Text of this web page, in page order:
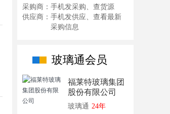
采购商：手机发采购、查货源
供应商：手机发供应、查看最新
采购信息
玻璃通会员
福莱特玻璃集团
股份有限公司
玻璃通 24年